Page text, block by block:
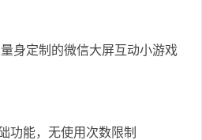
身定制的微信大屏互动小游戏
功能，无使用次数限制